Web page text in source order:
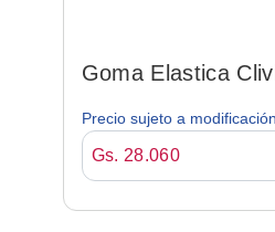
Goma Elastica
Precio sujeto a modificación
Gs. 28.060